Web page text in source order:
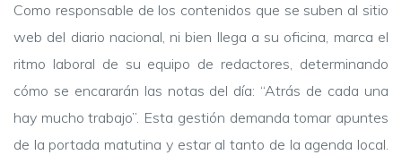
Como responsable de los contenidos que se suben al sitio
web del diario nacional, ni bien llega a su oficina, marca el
ritmo laboral de su equipo de redactores, determinando
cómo se encararán las notas del día: “Atrás de cada una
hay mucho trabajo”. Esta gestión demanda tomar apuntes
de la portada matutina y estar al tanto de la agenda local.